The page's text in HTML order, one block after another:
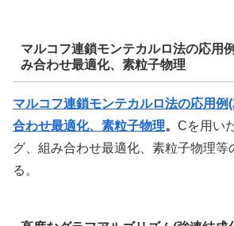
マルコフ連鎖モンテカルロ法の応用
み合わせ最適化、素粒子物理
マルコフ連鎖モンテカルロ法の応用例
合わせ最適化、素粒子物理。 Cを用い
グ、組み合わせ最適化、素粒子物理等
る。